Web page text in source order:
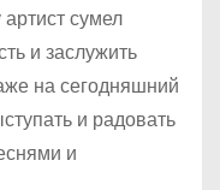
сумел
и заслужить
на сегодняшний
и радовать
и